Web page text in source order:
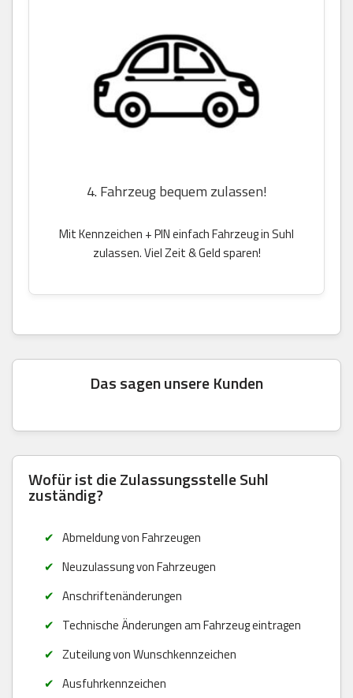
4. Fahrzeug bequem zulassen!
Mit Kennzeichen + PIN einfach Fahrzeug in Suhl
zulassen. Viel Zeit & Geld sparen!
Das sagen unsere Kunden
Wofür ist die Zulassungsstelle Suhl
zuständig?
Abmeldung von Fahrzeugen
Neuzulassung von Fahrzeugen
Anschriftenänderungen
Technische Änderungen am Fahrzeug eintragen
Zuteilung von Wunschkennzeichen
Ausfuhrkennzeichen